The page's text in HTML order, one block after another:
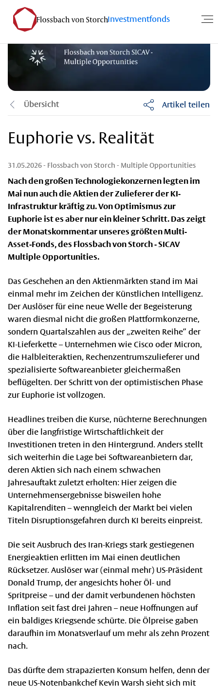
Investmentfonds
Übersicht Artikel teilen
Euphorie vs. Realität
31.05.2026- Flossbach von Storch - Multiple Opportunities
Nach den großen Technologiekonzernen legten im
Mai nun auch die Aktien der Zulieferer der KI-
Infrastruktur kräftig zu. Von Optimismus zur
Euphorie ist es aber nur ein kleiner Schritt. Das zeigt
der Monatskommentar unseres größten Multi-
Asset-Fonds, des Flossbach von Storch - SICAV
Multiple Opportunities.
Das Geschehen an den Aktienmärkten stand im Mai
einmal mehr im Zeichen der Künstlichen Intelligenz.
Der Auslöser für eine neue Welle der Begeisterung
waren diesmal nicht die großen Plattformkonzerne,
sondern Quartalszahlen aus der „zweiten Reihe“ der
KI-Lieferkette – Unternehmen wie Cisco oder Micron,
die Halbleiteraktien, Rechenzentrumszulieferer und
spezialisierte Softwareanbieter gleichermaßen
beflügelten. Der Schritt von der optimistischen Phase
zur Euphorie ist vollzogen.
Headlines treiben die Kurse, nüchterne Berechnungen
über die langfristige Wirtschaftlichkeit der
Investitionen treten in den Hintergrund. Anders stellt
sich weiterhin die Lage bei Softwareanbietern dar,
deren Aktien sich nach einem schwachen
Jahresauftakt zuletzt erholten: Hier zeigen die
Unternehmensergebnisse bisweilen hohe
Kapitalrenditen – wenngleich der Markt bei vielen
Titeln Disruptionsgefahren durch KI bereits einpreist.
Die seit Ausbruch des Iran-Kriegs stark gestiegenen
Energieaktien erlitten im Mai einen deutlichen
Rücksetzer. Auslöser war (einmal mehr) US-Präsident
Donald Trump, der angesichts hoher Öl- und
Spritpreise – und der damit verbundenen höchsten
Inflation seit fast drei Jahren – neue Hoffnungen auf
ein baldiges Kriegsende schürte. Die Ölpreise gaben
daraufhin im Monatsverlauf um mehr als zehn Prozent
nach.
Das dürfte dem strapazierten Konsum helfen, denn der
neue US-Notenbankchef Kevin Warsh sieht sich mit